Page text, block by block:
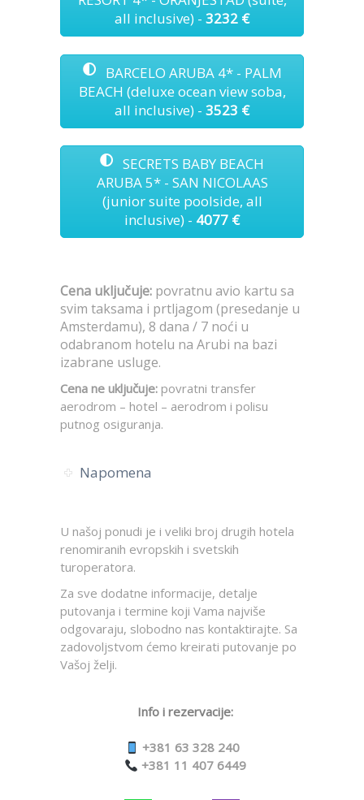
all inclusive) - 3232 €
BARCELO ARUBA 4* - PALM
BEACH (deluxe ocean view soba,
all inclusive) - 3523 €
SECRETS BABY BEACH
ARUBA 5* - SAN NICOLAAS
(junior suite poolside, all
inclusive) - 4077 €
Cena uključuje: povratnu avio kartu sa
svim taksama i prtljagom (presedanje u
Amsterdamu), 8 dana / 7 noći u
odabranom hotelu na Arubi na bazi
izabrane usluge.
Cena ne uključuje: povratni transfer
aerodrom – hotel – aerodrom i polisu
putnog osiguranja.
Napomena
U našoj ponudi je i veliki broj drugih hotela
renomiranih evropskih i svetskih
turoperatora.
Za sve dodatne informacije, detalje
putovanja i termine koji Vama najviše
odgovaraju, slobodno nas kontaktirajte. Sa
zadovoljstvom ćemo kreirati putovanje po
Vašoj želji.
Info i rezervacije:
+381 63 328 240
+381 11 407 6449